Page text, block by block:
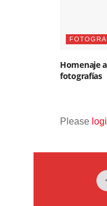
Homenaje
fotografías
Please